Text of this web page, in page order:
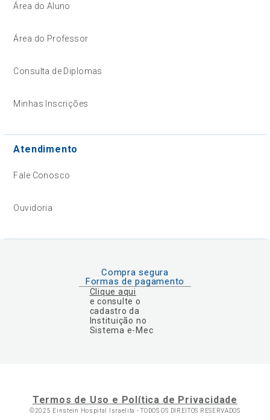
Área do Aluno
Área do Professor
Consulta de Diplomas
Minhas Inscrições
Atendimento
Fale Conosco
Ouvidoria
Compra segura
Formas de pagamento
Clique aqui
e consulte o
cadastro da
Instituição no
Sistema e-Mec
Termos de Uso e Política de Privacidade
©2025 Einstein Hospital Israelita -TODOS OS DIREITOS RESERVADOS